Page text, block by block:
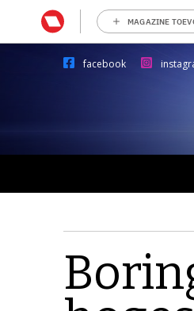
MAGAZINE
facebook